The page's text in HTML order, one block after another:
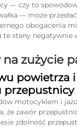
— czy to
— może
obogacenia
te stany negatywnie
zużycie
powietrza
przepustnicy
motocyklem i
że zawór
zdolność